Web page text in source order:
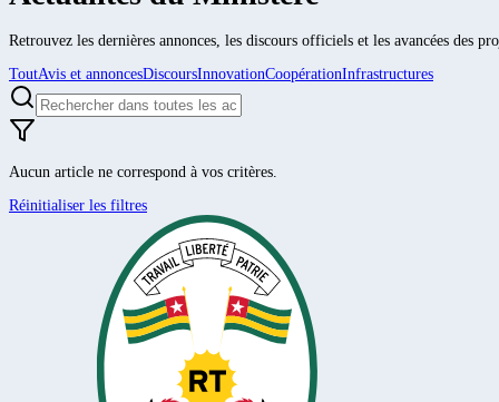
Retrouvez les dernières annonces, les discours officiels et les avancées des
ToutAvis et annoncesDiscoursInnovationCoopérationInfrastructures
Aucun article ne correspond à vos critères.
Réinitialiser les filtres